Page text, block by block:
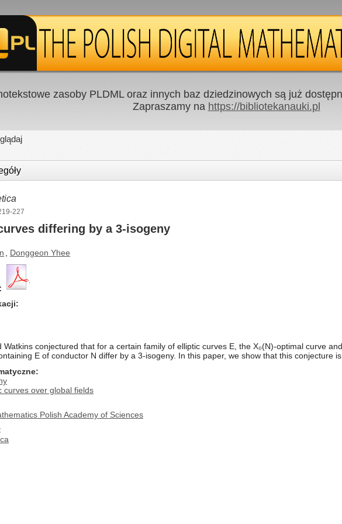
zasoby PLDML oraz innych baz dziedzinowych są już
Zapraszamy na https://bibliotekanauki.pl
227
differing by a 3-isogeny
Donggeon Yhee
Watkins conjectured that for a certain family of elliptic curves E, the X₀(N)-optimal curve
E of conductor N differ by a 3-isogeny. In this paper, we show that this conjecture is
curves over global fields
Polish Academy of Sciences